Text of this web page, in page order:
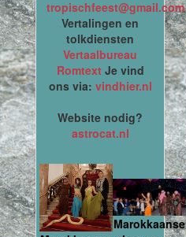
tropischfeest@gmail.com
Vertalingen en
tolkdiensten
Vertaalbureau
Romtext Je vind
ons via: vindhier.nl
Website nodig?
astrocat.nl
Marokkaanse